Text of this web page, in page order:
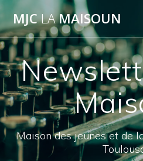
MJCLAMAISOUN
Maison des jeunes et de